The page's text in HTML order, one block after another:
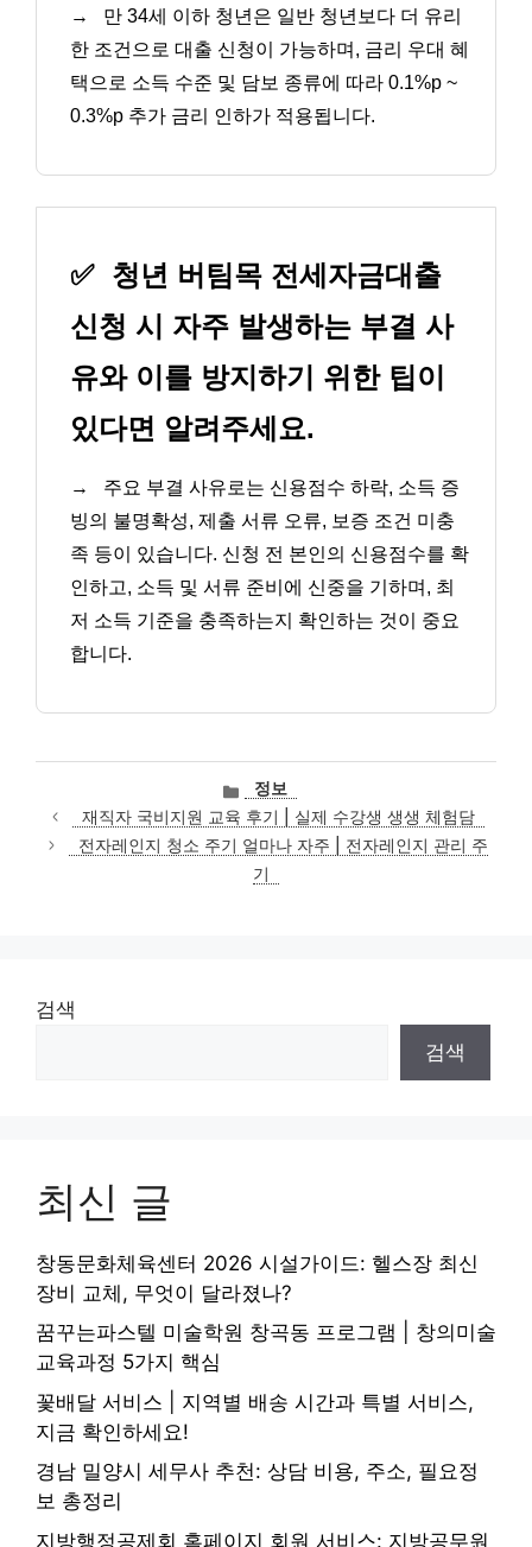
→
만 34세 이하 청년은 일반 청년보다 더 유리
한 조건으로 대출 신청이 가능하며, 금리 우대 혜
택으로 소득 수준 및 담보 종류에 따라 0.1%p ~
0.3%p 추가 금리 인하가 적용됩니다.
✅ 청년 버팀목 전세자금대출
신청 시 자주 발생하는 부결 사
유와 이를 방지하기 위한 팁이
있다면 알려주세요.
→
주요 부결 사유로는 신용점수 하락, 소득 증
빙의 불명확성, 제출 서류 오류, 보증 조건 미충
족 등이 있습니다. 신청 전 본인의 신용점수를 확
인하고, 소득 및 서류 준비에 신중을 기하며, 최
저 소득 기준을 충족하는지 확인하는 것이 중요
합니다.
카
테
고
리
정보
재직자 국비지원 교육 후기 | 실제 수강생 생생 체험담
전자레인지 청소 주기 얼마나 자주 | 전자레인지 관리 주
기
검색
검색
최신 글
창동문화체육센터 2026 시설가이드: 헬스장 최신
장비 교체, 무엇이 달라졌나?
꿈꾸는파스텔 미술학원 창곡동 프로그램 | 창의미술
교육과정 5가지 핵심
꽃배달 서비스 | 지역별 배송 시간과 특별 서비스,
지금 확인하세요!
경남 밀양시 세무사 추천: 상담 비용, 주소, 필요정
보 총정리
지방행정공제회 홈페이지 회원 서비스: 지방공무원